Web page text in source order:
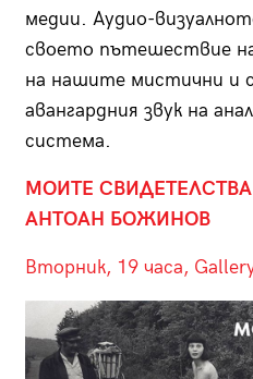
медии. Аудио-
своето пътешествие
на нашите мистични и
авангардния звук на
система.
МОИТЕ
АНТОАН БОЖИНОВ
Вторник, 19 часа,